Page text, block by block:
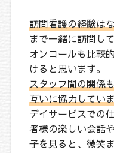
訪問看護の経験は
まで一緒に訪問し
オンコールも比較
けると思います。
スタッフ間の関係
互いに協力してい
デイサービスでの
者様の楽しい会話
子を見ると、微笑